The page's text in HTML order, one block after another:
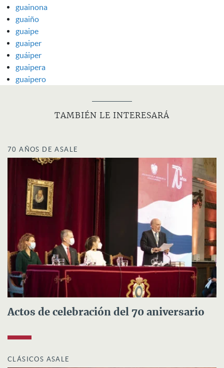
guainona
guaiño
guaipe
guaiper
guáiper
guaipera
guaipero
TAMBIÉN LE INTERESARÁ
70 AÑOS DE ASALE
Actos de celebración del 70 aniversario
CLÁSICOS ASALE